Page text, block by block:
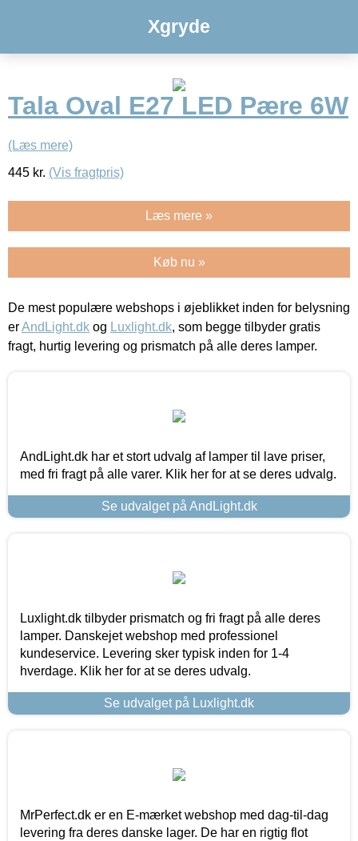
Xgryde
Tala Oval E27 LED Pære 6W
(Læs mere)
445 kr. (Vis fragtpris)
Læs mere »
Køb nu »
De mest populære webshops i øjeblikket inden for belysning
erAndLight.dk og Luxlight.dk, som begge tilbyder gratis
fragt, hurtig levering og prismatch på alle deres lamper.
AndLight.dk har et stort udvalg af lamper til lave priser,
med fri fragt på alle varer. Klik her for at se deres udvalg.
Se udvalget på AndLight.dk
Luxlight.dk tilbyder prismatch og fri fragt på alle deres
lamper. Danskejet webshop med professionel
kundeservice. Levering sker typisk inden for 1-4
hverdage. Klik her for at se deres udvalg.
Se udvalget på Luxlight.dk
MrPerfect.dk er en E-mærket webshop med dag-til-dag
levering fra deres danske lager. De har en rigtig flot